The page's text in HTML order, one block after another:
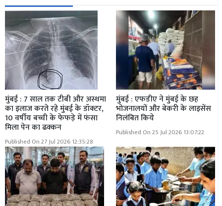
मुंबई : 7 साल तक टीबी और अस्थमा
का इलाज करते रहे मुंबई के डॉक्टर,
10 वर्षीय बच्ची के फेफड़े में फंसा
मिला पेन का ढक्कन
Published On 27 Jul 2026 12:35:28
मुंबई : एफडीए ने मुंबई के छह
भोजनालयों और बेकरी के लाइसेंस
निलंबित किये
Published On 25 Jul 2026 13:07:22